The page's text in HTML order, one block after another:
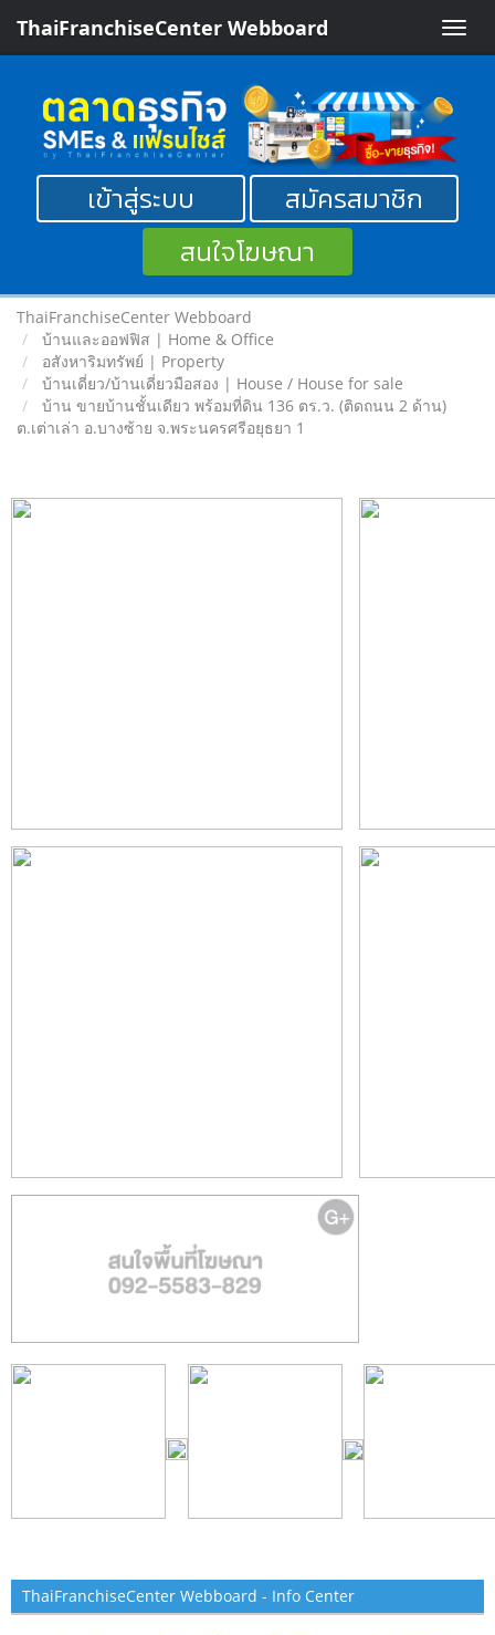
Toggle
ThaiFranchiseCenter Webboard
เข้าสู่ระบบ
สมัครสมาชิก
สนใจโฆษณา
ThaiFranchiseCenter Webboard
บ้านและออฟฟิส | Home & Office
อสังหาริมทรัพย์ | Property
บ้านเดี่ยว/บ้านเดี่ยวมือสอง | House / House for sale
บ้าน ขายบ้านชั้นเดียว พร้อมที่ดิน 136 ตร.ว. (ติดถนน 2 ด้าน)
ต.เต่าเล่า อ.บางซ้าย จ.พระนครศรีอยุธยา 1
ThaiFranchiseCenter Webboard - Info Center